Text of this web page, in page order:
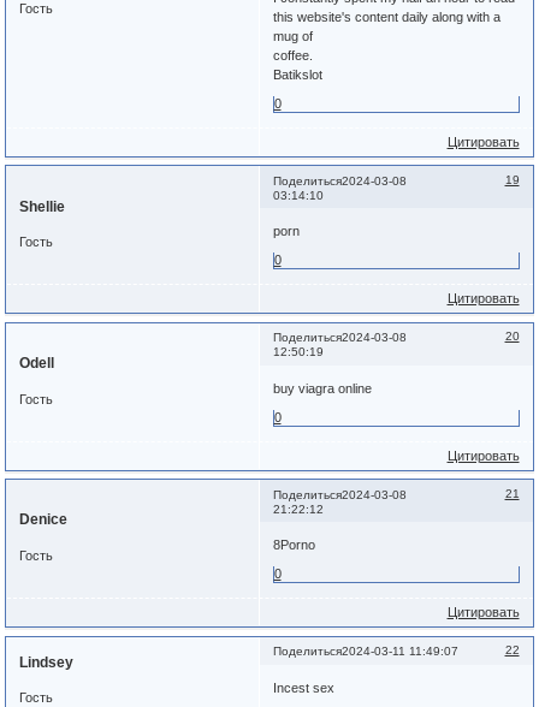
Гость
this website's content daily along with a
mug of
coffee.
Batikslot
0
Цитировать
Поделиться 19
2024-03-08
03:14:10
Shellie
Гость
porn
0
Цитировать
Поделиться 20
2024-03-08
12:50:19
Odell
Гость
buy viagra online
0
Цитировать
Поделиться 21
2024-03-08
21:22:12
Denice
Гость
8Porno
0
Цитировать
Поделиться 22
2024-03-11 11:49:07
Lindsey
Гость
Incest sex